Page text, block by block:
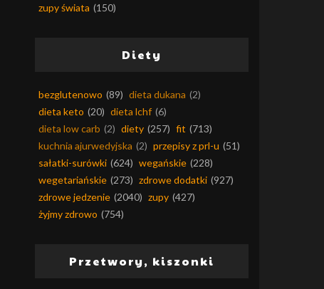
zupy świata (150)
Diety
bezglutenowo (89) dieta dukana (2)
dieta keto (20) dieta lchf (6)
dieta low carb (2) diety (257) fit (713)
kuchnia ajurwedyjska (2) przepisy z prl-u (51)
sałatki-surówki (624) wegańskie (228)
wegetariańskie (273) zdrowe dodatki (927)
zdrowe jedzenie (2040) zupy (427)
żyjmy zdrowo (754)
Przetwory, kiszonki